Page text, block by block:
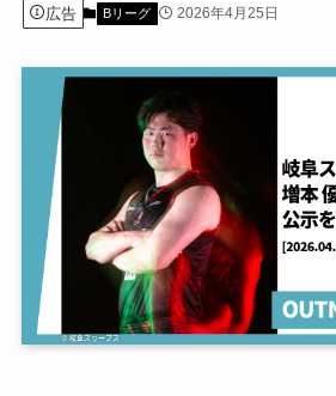
広告 Bリーグ 2026年4月25日